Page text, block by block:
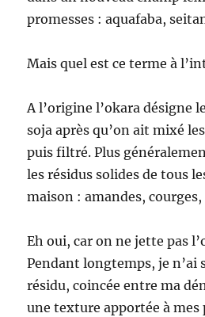
promesses : aquafaba,
Mais quel est ce terme à
A l’origine l’okara désigne
soja après qu’on ait mixé
puis filtré. Plus
les résidus solides de tous
maison : amandes,
Eh oui, car on ne jette pas
Pendant longtemps, je n’ai
résidu, coincée entre ma
une texture apportée à mes